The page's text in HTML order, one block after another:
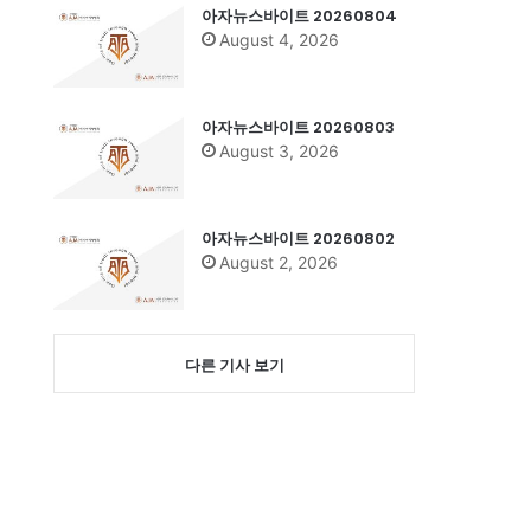
아자뉴스바이트 20260804
August 4, 2026
아자뉴스바이트 20260803
August 3, 2026
아자뉴스바이트 20260802
August 2, 2026
다른 기사 보기